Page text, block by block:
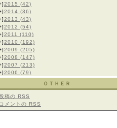
2015 (42)
2014 (36)
2013 (43)
2012 (54)
2011 (110)
2010 (192)
2009 (205)
2008 (147)
2007 (213)
2006 (79)
ＯＴＨＥＲ
稿の RSS
コメントの RSS